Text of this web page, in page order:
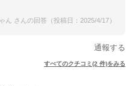
ん さんの回答（投稿日：2025/4/17）
通報する
すべてのクチコミ(2 件)をみる